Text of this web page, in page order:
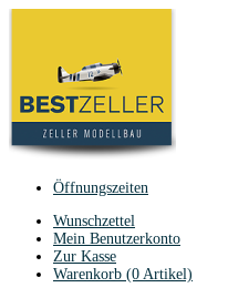
Öffnungszeiten
Wunschzettel
Mein Benutzerkonto
Zur Kasse
Warenkorb (0 Artikel)